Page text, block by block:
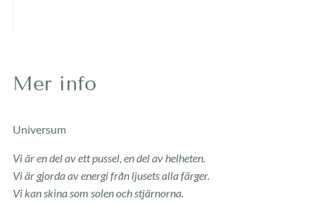
Mer info
Universum
Vi är en del av ett pussel, en del av helheten.
Vi är gjorda av energi från ljusets alla färger.
Vi kan skina som solen och stjärnorna.